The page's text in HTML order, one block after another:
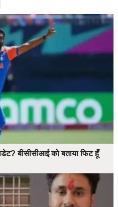
बीसीसीआई को बताया फिट हूँ